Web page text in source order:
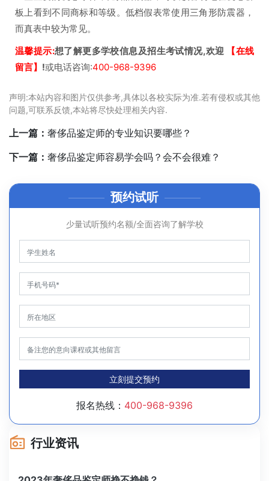
板上看到不同商标和等级。低档假表常使用三角形防震器，
而真表中较为常见。
温馨提示:想了解更多学校信息及招生考试情况,欢迎
【在线
留言】 !或电话咨询:400-968-9396
声明:本站内容和图片仅供参考,具体以各校实际为准.若有侵权或其他
问题,可联系反馈,本站将尽快处理相关内容.
上一篇： 奢侈品鉴定师的专业知识要哪些？
下一篇： 奢侈品鉴定师容易学会吗？会不会很难？
预约试听
少量试听预约名额/全面咨询了解学校
立刻提交预约
报名热线： 400-968-9396
行业资讯